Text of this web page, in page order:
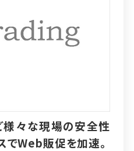
様々な現場の安全性
でWeb販促を加速。